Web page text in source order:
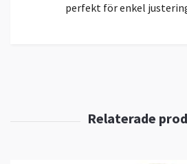
perfekt för enkel